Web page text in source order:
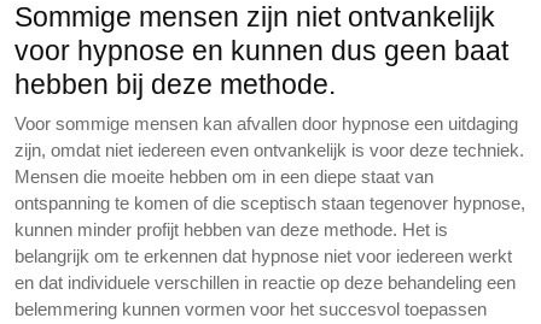
Sommige mensen zijn niet ontvankelijk
voor hypnose en kunnen dus geen baat
hebben bij deze methode.
Voor sommige mensen kan afvallen door hypnose een uitdaging
zijn, omdat niet iedereen even ontvankelijk is voor deze techniek.
Mensen die moeite hebben om in een diepe staat van
ontspanning te komen of die sceptisch staan tegenover hypnose,
kunnen minder profijt hebben van deze methode. Het is
belangrijk om te erkennen dat hypnose niet voor iedereen werkt
en dat individuele verschillen in reactie op deze behandeling een
belemmering kunnen vormen voor het succesvol toepassen